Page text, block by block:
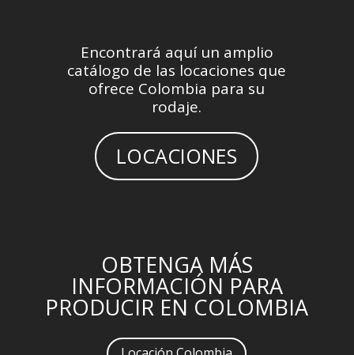
Encontrará aquí un amplio
catálogo de las locaciones que
ofrece Colombia para su
rodaje.
LOCACIONES
OBTENGA MÁS
INFORMACIÓN PARA
PRODUCIR EN COLOMBIA